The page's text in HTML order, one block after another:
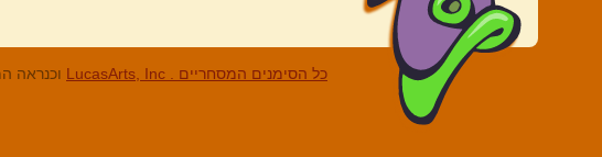
LucasArts, Inc . כל הסימנים המסחריים